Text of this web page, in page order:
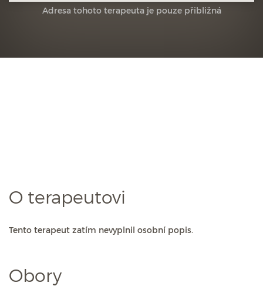
Adresa tohoto terapeuta je pouze přibližná
O terapeutovi
Tento terapeut zatím nevyplnil osobní popis.
Obory